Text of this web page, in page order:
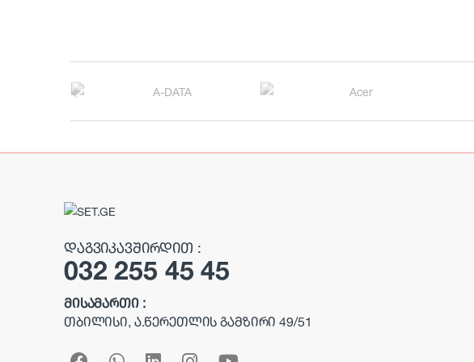
ᲓᲐᲒᲕᲘᲙᲐᲕᲨᲘᲠᲓᲘᲗ :
032 255 45 45
ᲛᲘᲡᲐᲛᲐᲠᲗᲘ :
ᲗᲑᲘᲚᲘᲡᲘ, Ა.ᲬᲔᲠᲔᲗᲚᲘᲡ ᲒᲐᲛᲖᲘᲠᲘ 49/51